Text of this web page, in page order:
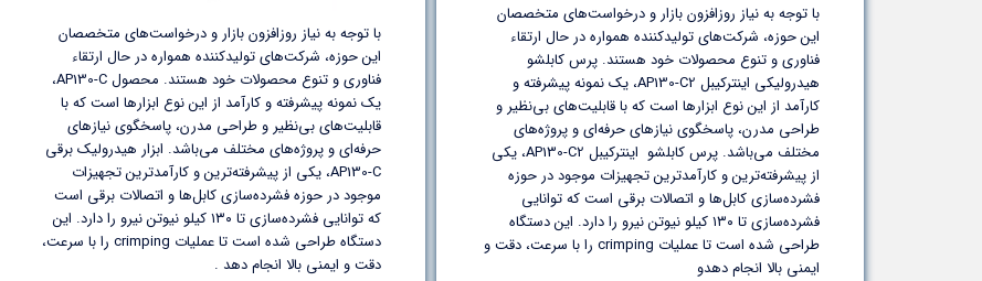
با توجه به نیاز روزافزون بازار و درخواست‌های متخصصان
این حوزه، شرکت‌های تولیدکننده همواره در حال ارتقاء
فناوری و تنوع محصولات خود هستند. پرس کابلشو
هیدرولیکی اینترکیبل AP130-C2، یک نمونه پیشرفته و
کارآمد از این نوع ابزارها است که با قابلیت‌های بی‌نظیر و
طراحی مدرن، پاسخگوی نیازهای حرفه‌ای و پروژه‌های
مختلف می‌باشد. پرس کابلشو اینترکیبل AP130-C2، یکی
از پیشرفته‌ترین و کارآمدترین تجهیزات موجود در حوزه
فشرده‌سازی کابل‌ها و اتصالات برقی است که توانایی
فشرده‌سازی تا ۱۳۰ کیلو نیوتن نیرو را دارد. این دستگاه
طراحی شده است تا عملیات crimping را با سرعت، دقت و
ایمنی بالا انجام دهدو
با توجه به نیاز روزافزون بازار و درخواست‌های متخصصان
این حوزه، شرکت‌های تولیدکننده همواره در حال ارتقاء
فناوری و تنوع محصولات خود هستند. محصول AP130-C،
یک نمونه پیشرفته و کارآمد از این نوع ابزارها است که با
قابلیت‌های بی‌نظیر و طراحی مدرن، پاسخگوی نیازهای
حرفه‌ای و پروژه‌های مختلف می‌باشد. ابزار هیدرولیک برقی
AP130-C، یکی از پیشرفته‌ترین و کارآمدترین تجهیزات
موجود در حوزه فشرده‌سازی کابل‌ها و اتصالات برقی است
که توانایی فشرده‌سازی تا ۱۳۰ کیلو نیوتن نیرو را دارد. این
دستگاه طراحی شده است تا عملیات crimping را با سرعت،
دقت و ایمنی بالا انجام دهد .